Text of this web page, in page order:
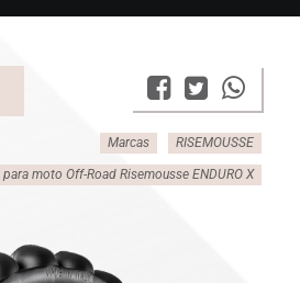
Marcas RISEMOUSSE
moto Off-Road Risemousse ENDURO X